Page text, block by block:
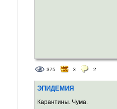
375 3 2
ЭПИДЕМИЯ
Карантины. Чума.